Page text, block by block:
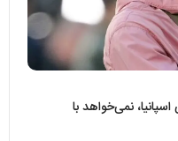
نمی‌خواهد با